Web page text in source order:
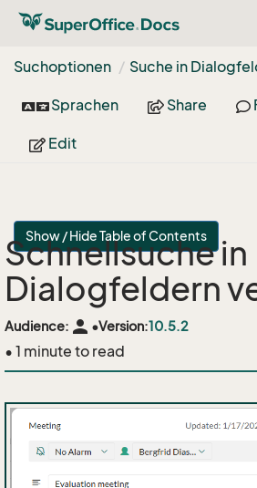
Suchoptionen
Suche in
Sprachen Share
Edit
Show / Hide Table of Contents
Schnellsuche in
Dialogfeldern
Audience: person •Version:10.5.2
• 1 minute to read